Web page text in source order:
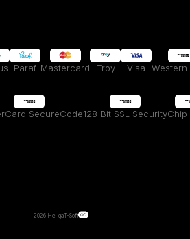
Paraf Mastercard Troy Visa Western
SecureCode128 Bit SSL SecurityChip
2026 He-qaT-Soft